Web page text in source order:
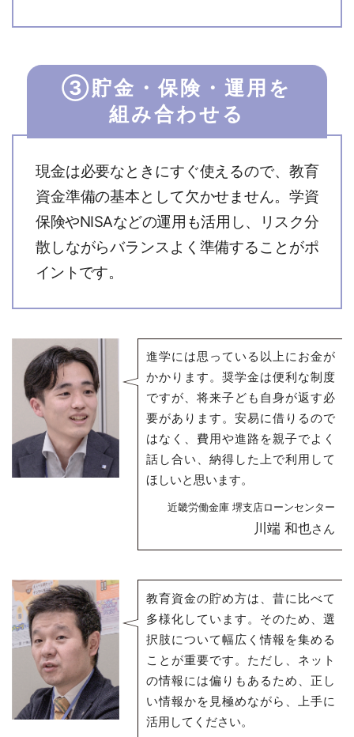
③貯金・保険・運用を
組み合わせる
現金は必要なときにすぐ使えるので、教育
資金準備の基本として欠かせません。学資
保険やNISAなどの運用も活用し、リスク分
散しながらバランスよく準備することがポ
イントです。
進学には思っている以上にお金が
かかります。奨学金は便利な制度
ですが、将来子ども自身が返す必
要があります。安易に借りるので
はなく、費用や進路を親子でよく
話し合い、納得した上で利用して
ほしいと思います。
近畿労働金庫 堺支店ローンセンター
川端 和也さん
教育資金の貯め方は、昔に比べて
多様化しています。そのため、選
択肢について幅広く情報を集める
ことが重要です。ただし、ネット
の情報には偏りもあるため、正し
い情報かを見極めながら、上手に
活用してください。